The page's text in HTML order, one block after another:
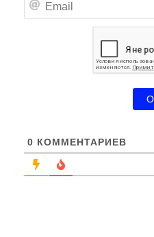
0 КОММЕНТАРИЕВ